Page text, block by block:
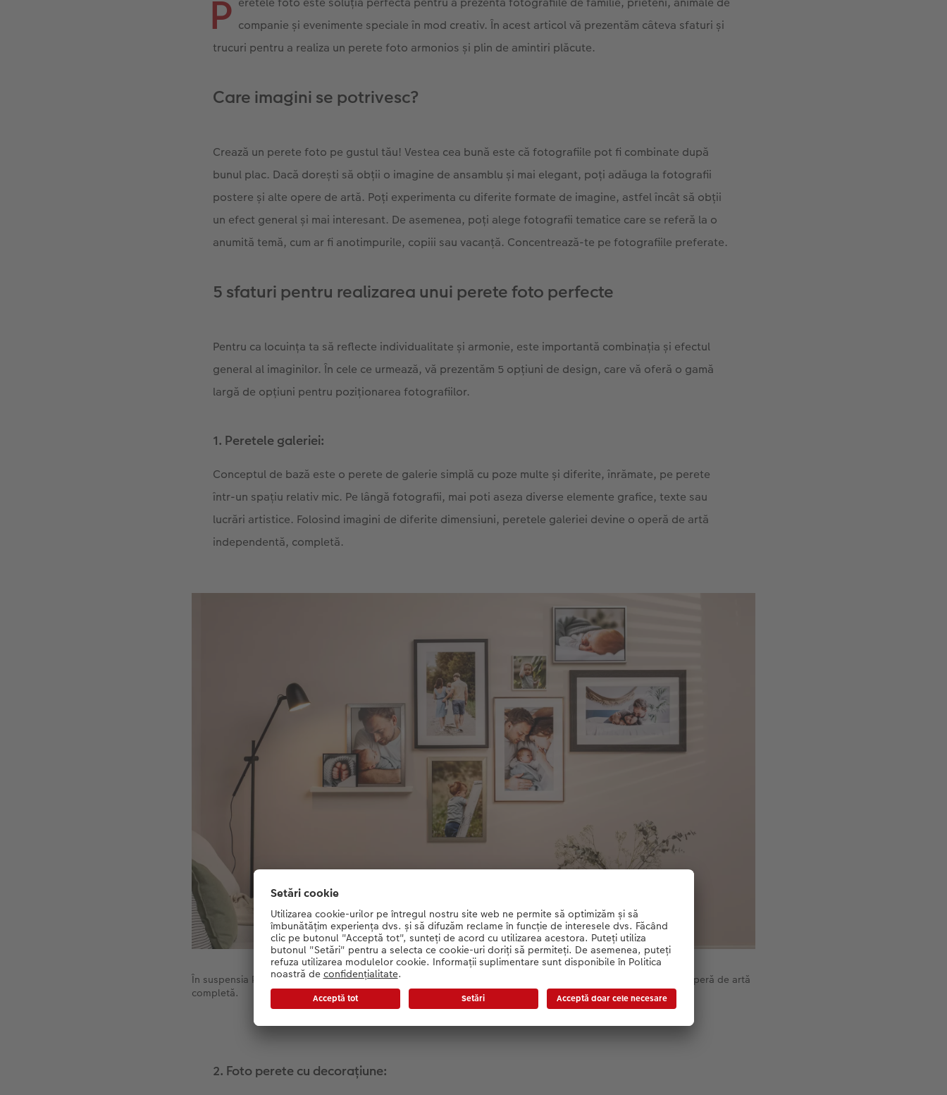
P companie și evenimente speciale în mod creativ. În acest articol vă prezentăm câteva sfaturi și
trucuri pentru a realiza un perete foto armonios și plin de amintiri plăcute.
Care imagini se potrivesc?
Crează un perete foto pe gustul tău! Vestea cea bună este că fotografiile pot fi combinate după
bunul plac. Dacă dorești să obții o imagine de ansamblu și mai elegant, poți adăuga la fotografii
postere și alte opere de artă. Poți experimenta cu diferite formate de imagine, astfel încât să obții
un efect general și mai interesant. De asemenea, poți alege fotografii tematice care se referă la o
anumită temă, cum ar fi anotimpurile, copiii sau vacanță. Concentrează-te pe fotografiile preferate.
5 sfaturi pentru realizarea unui perete foto perfecte
Pentru ca locuința ta să reflecte individualitate și armonie, este importantă combinația și efectul
general al imaginilor. În cele ce urmează, vă prezentăm 5 opțiuni de design, care vă oferă o gamă
largă de opțiuni pentru poziționarea fotografiilor.
1. Peretele galeriei:
Conceptul de bază este o perete de galerie simplă cu poze multe și diferite, înrămate, pe perete
într-un spațiu relativ mic. Pe lângă fotografii, mai poti aseza diverse elemente grafice, texte sau
lucrări artistice. Folosind imagini de diferite dimensiuni, peretele galeriei devine o operă de artă
independentă, completă.
În suspensia Petersburg (sau suspensia de salon), diferite imagini înrămate sunt combinate pentru a crea o operă de artă
completă.
2. Foto perete cu decorațiune: